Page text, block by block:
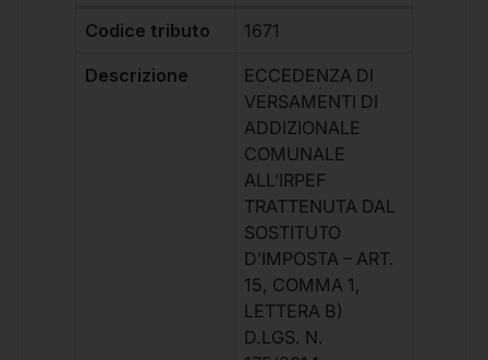
Codice tributo 1671
Descrizione
ECCEDENZA DI
VERSAMENTI DI
ADDIZIONALE
COMUNALE
ALL’IRPEF
TRATTENUTA DAL
SOSTITUTO
D’IMPOSTA – ART.
15, COMMA 1,
LETTERA B)
D.LGS. N.